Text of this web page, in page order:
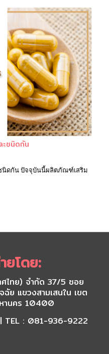
ชนิดกัน
นิดกัน ปัจจุบันนี้ผลิตภัณฑ์เสริม
ยโดย:
ศไทย) จำกัด 37/5 ซอย
ย แขวงสามเสนใน เขต
านคร 10400
| TEL : 081-936-9222